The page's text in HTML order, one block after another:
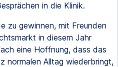
in die Klinik.
zu gewinnen, mit Freunden
in diesem Jahr
eine Hoffnung, dass das
normalen Alltag wiederbringt,